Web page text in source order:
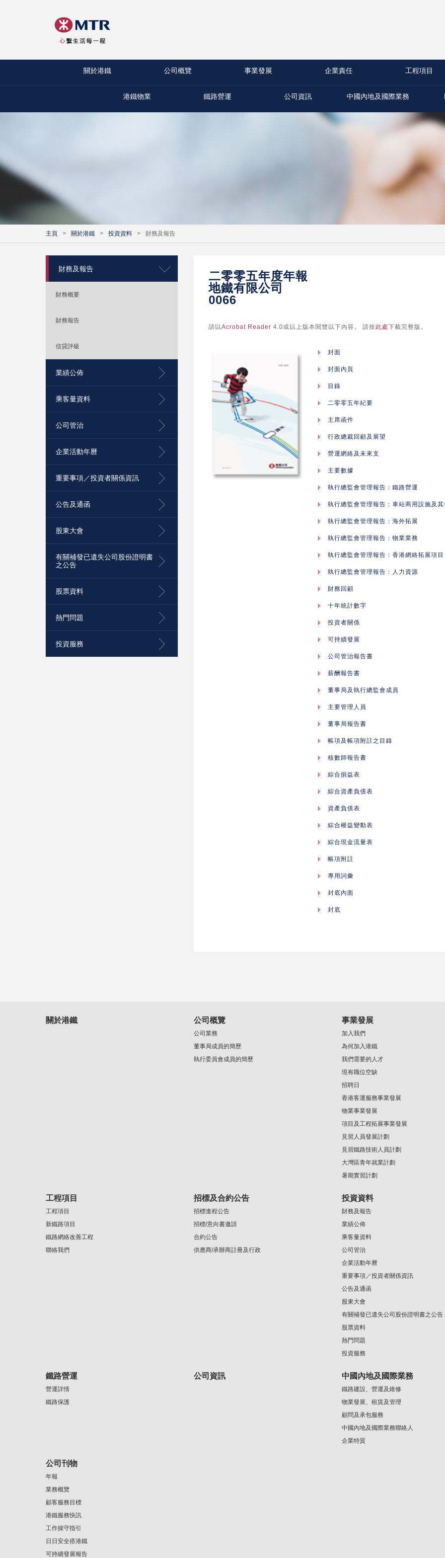
關於港鐵 公司概覽 事業發展 企業責任 工程項目
港鐵物業 鐵路營運 公司資訊 中國內地及國際業務
主頁 > 關於港鐵 > 投資資料 > 財務及報告
財務及報告
財務概要
財務報告
信貸評級
業績公佈
乘客量資料
公司管治
企業活動年曆
重要事項／投資者關係資訊
公告及通函
股東大會
有關補發已遺失公司股份證明書
之公告
股票資料
熱門問題
投資服務
二零零五年度年報
地鐵有限公司
0066
請以 Acrobat Reader 4.0或以上版本閱覽以下內容。 請按此處下載完整版。
封面
封面內頁
目錄
二零零五年紀要
主席函件
行政總裁回顧及展望
營運網絡及未來支
主要數據
執行總監會管理報告：鐵路營運
執行總監會管理報告：車站商用設施及
執行總監會管理報告：海外拓展
執行總監會管理報告：物業業務
執行總監會管理報告：香港網絡拓展項目
執行總監會管理報告：人力資源
財務回顧
十年統計數字
投資者關係
可持續發展
公司管治報告書
薪酬報告書
董事局及執行總監會成員
主要管理人員
董事局報告書
帳項及帳項附註之目錄
核數師報告書
綜合損益表
綜合資產負債表
資產負債表
綜合權益變動表
綜合現金流量表
帳項附註
專用詞彙
封底內面
封底
關於港鐵 公司概覽
公司業務
董事局成員的簡歷
執行委員會成員的簡歷
事業發展
加入我們
為何加入港鐵
我們需要的人才
現有職位空缺
招聘日
香港客運服務事業發展
物業事業發展
項目及工程拓展事業發展
見習人員發展計劃
見習鐵路技術人員計劃
大灣區青年就業計劃
暑期實習計劃
工程項目
工程項目
新鐵路項目
鐵路網絡改善工程
聯絡我們
招標及合約公告
招標進程公告
招標/意向書邀請
合約公告
供應商/承辦商註冊及行政
投資資料
財務及報告
業績公佈
乘客量資料
公司管治
企業活動年曆
重要事項／投資者關係資訊
公告及通函
股東大會
有關補發已遺失公司股份證明書之公告
股票資料
熱門問題
投資服務
鐵路營運
營運詳情
鐵路保護
公司資訊 中國內地及國際業務
鐵路建設、營運及維修
物業發展、租賃及管理
顧問及承包服務
中國內地及國際業務聯絡人
企業特質
公司刊物
年報
業務概覽
顧客服務目標
港鐵服務快訊
工作操守指引
日日安全搭港鐵
可持續發展報告